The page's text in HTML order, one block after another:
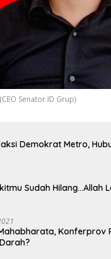
Senator.ID Grup)
Demokrat Metro,
Sudah Hilang…Allah
Konferprov